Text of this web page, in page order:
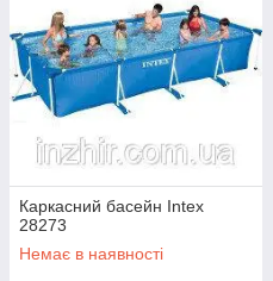
Каркасний басейн Intex
28273
Немає в наявності